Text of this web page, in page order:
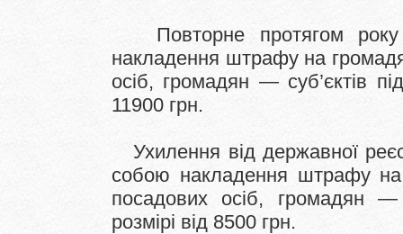
Повторне протягом року
накладення штрафу на
осіб, громадян — суб’єктів
11900 грн.
Ухилення від державної
собою накладення штрафу на
посадових осіб, громадян —
розмірі від 8500 грн.